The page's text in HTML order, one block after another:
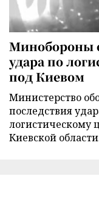
Минобороны
удара по
под Киевом
Министерство
последствия
логистическому
Киевской